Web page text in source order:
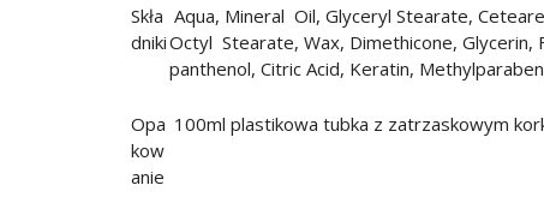
Skła
dniki
Aqua, Mineral Oil, Glyceryl Stearate,
Octyl Stearate, Wax, Dimethicone,
panthenol, Citric Acid, Keratin,
Opa
kow
anie
100ml plastikowa tubka z zatrzaskowym